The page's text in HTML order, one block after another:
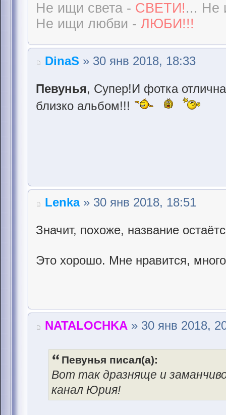
Не ищи света - СВЕТИ!... Не
Не ищи любви - ЛЮБИ!!!
DinaS » 30 янв 2018, 18:33
Певунья, Супер!И фотка
близко альбом!!!
Lenka» 30 янв 2018, 18:51
Значит, похоже, название
Это хорошо. Мне нравится,
NATALOCHKA » 30 янв 2018,
Певунья писал(а):
Вот так дразняще и
канал Юрия!